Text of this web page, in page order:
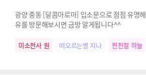
광양 중동 [달콤아로마] 입소문으로 점점 유명
유를 방문해보시면 금방 알게됩니다^^
미소천사 원 떠오르는별 지나 찐친절 하늘